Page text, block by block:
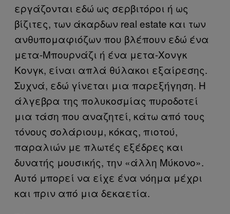
εργάζονται εδώ ως σερβιτόροι ή ως
βίζιτες, των άκαρδων real estate και των
ανθυπομαφιόζων που βλέπουν εδώ ένα
μετα-Μπουρνάζι ή ένα μετα-Χονγκ
Κονγκ, είναι απλά θύλακοι εξαίρεσης.
Συχνά, εδώ γίνεται μια παρεξήγηση. Η
άλγεβρα της πολυκοσμίας πυροδοτεί
μια τάση που αναζητεί, κάτω από τους
τόνους σολάριουμ, κόκας, πιοτού,
παραλιών με πλωτές εξέδρες και
δυνατής μουσικής, την «άλλη Μύκονο».
Αυτό μπορεί να είχε ένα νόημα μέχρι
και πριν από μια δεκαετία.